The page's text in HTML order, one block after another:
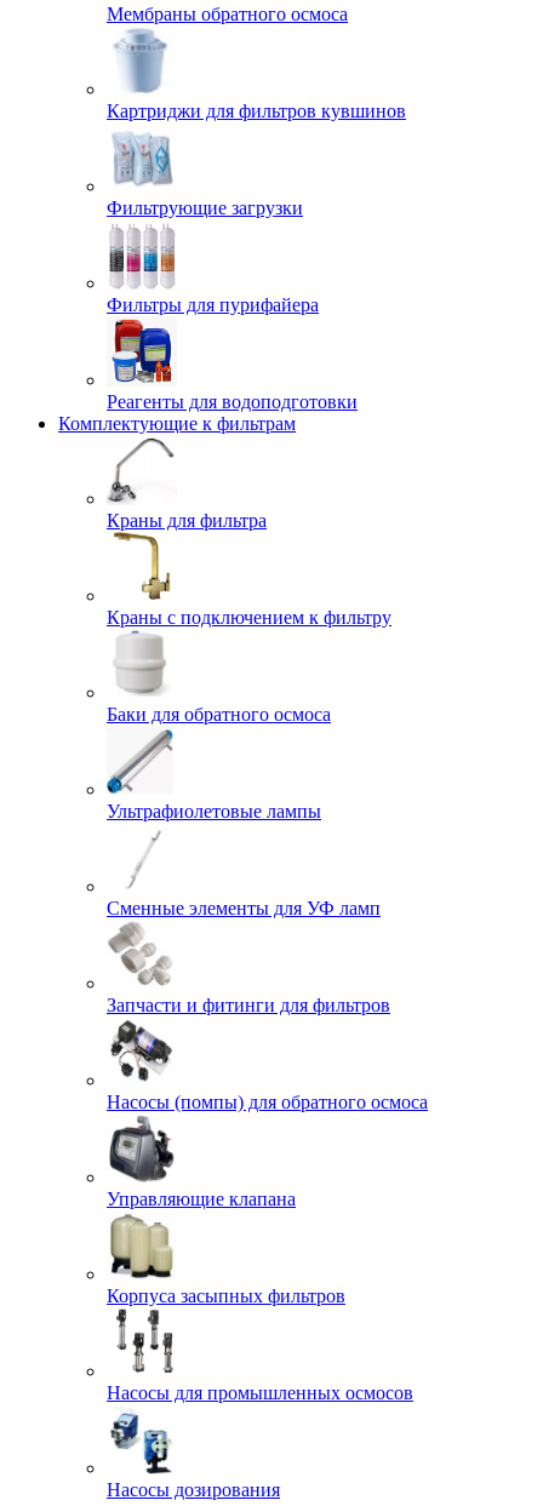
Мембраны обратного осмоса
Картриджи для фильтров кувшинов
Фильтрующие загрузки
Фильтры для пурифайера
Реагенты для водоподготовки
Комплектующие к фильтрам
Краны для фильтра
Краны с подключением к фильтру
Баки для обратного осмоса
Ультрафиолетовые лампы
Сменные элементы для УФ ламп
Запчасти и фитинги для фильтров
Насосы (помпы) для обратного осмоса
Управляющие клапана
Корпуса засыпных фильтров
Насосы для промышленных осмосов
Насосы дозирования